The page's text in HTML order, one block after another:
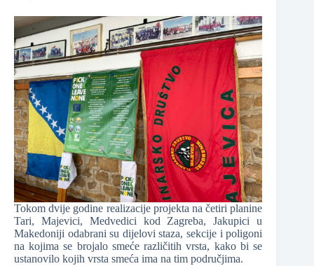
Tokom dvije godine realizacije projekta na četiri planine
Tari, Majevici, Medvedici kod Zagreba, Jakupici u
Makedoniji odabrani su dijelovi staza, sekcije i poligoni
na kojima se brojalo smeće različitih vrsta, kako bi se
ustanovilo kojih vrsta smeća ima na tim područjima.